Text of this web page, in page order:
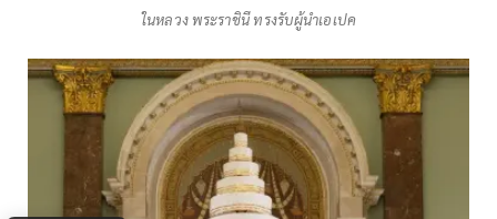
ในหลวง พระราชินี ทรงรับผู้นำเอเปค